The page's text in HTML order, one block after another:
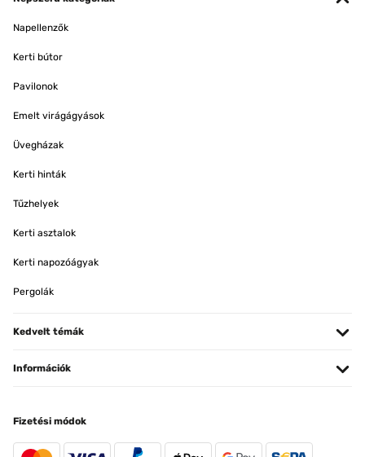
Napellenzők
Kerti bútor
Pavilonok
Emelt virágágyások
Üvegházak
Kerti hinták
Tűzhelyek
Kerti asztalok
Kerti napozóágyak
Pergolák
Kedvelt témák
Információk
Fizetési módok